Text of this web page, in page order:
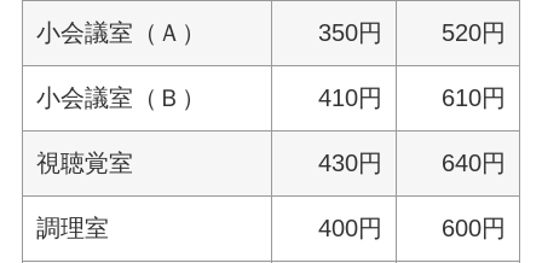
小会議室（Ａ） 350円 520円
小会議室（Ｂ） 410円 610円
視聴覚室 430円 640円
調理室 400円 600円